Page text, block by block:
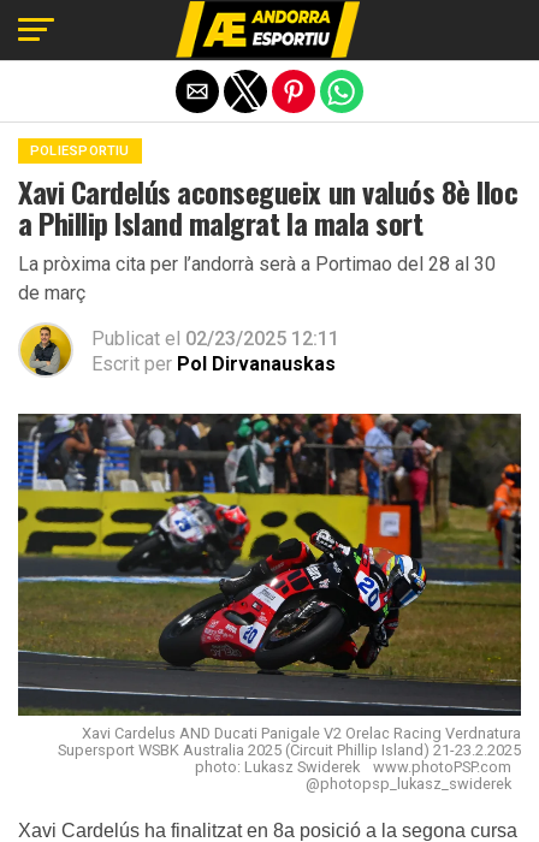
POLIESPORTIU
Xavi Cardelús aconsegueix un valuós 8è lloc
a Phillip Island malgrat la mala sort
La pròxima cita per l’andorrà serà a Portimao del 28 al 30
de març
Publicat el 02/23/2025 12:11
Escrit per Pol Dirvanauskas
Xavi Cardelus AND Ducati Panigale V2 Orelac Racing Verdnatura
Supersport WSBK Australia 2025 (Circuit Phillip Island) 21-23.2.2025
photo: Lukasz Swiderek www.photoPSP.com
@photopsp_lukasz_swiderek
Xavi Cardelús ha finalitzat en 8a posició a la segona cursa
Exit mobile version